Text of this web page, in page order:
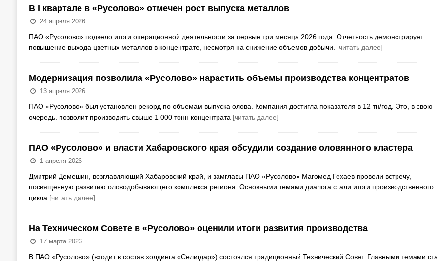
В I квартале в «Русолово» отмечен рост выпуска металлов
24 апреля 2026
ПАО «Русолово» подвело итоги операционной деятельности за первые три месяца 2026 года. Отчетность демонстрирует
повышение выхода цветных металлов в концентрате, несмотря на снижение объемов добычи. [читать далее]
Модернизация позволила «Русолово» нарастить объемы производства концентратов
13 апреля 2026
ПАО «Русолово» был установлен рекорд по объемам выпуска олова. Компания достигла показателя в 12 тн/год. Это, в свою
очередь, позволит производить свыше 1 000 тонн концентрата [читать далее]
ПАО «Русолово» и власти Хабаровского края обсудили создание оловянного кластера
1 апреля 2026
Дмитрий Демешин, возглавляющий Хабаровский край, и замглавы ПАО «Русолово» Магомед Гехаев провели встречу,
посвященную развитию оловодобывающего комплекса региона. Основными темами диалога стали итоги производственного
цикла [читать далее]
На Техническом Совете в «Русолово» оценили итоги развития производства
17 марта 2026
В ПАО «Русолово» (входит в состав холдинга «Селигдар») состоялся традиционный Технический Совет. Главными темами